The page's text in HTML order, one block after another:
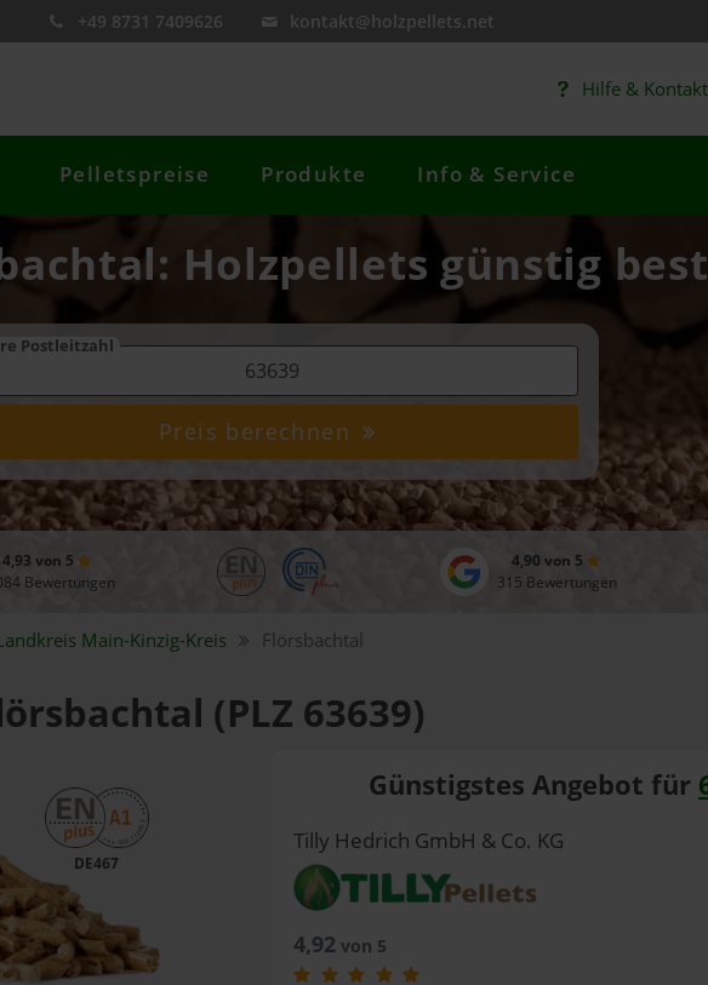
+49 8731 7409626 kontakt@holzpellets.net
Hilfe & Kontakt
Pelletspreise Produkte Info & Service
Holzpellets günstig
Postleitzahl
Preis berechnen
4,93 von 5
Bewertungen
4,90 von 5
315 Bewertungen
Main-Kinzig-Kreis Flörsbachtal
(PLZ 63639)
DE467
Günstigstes Angebot für
Tilly Hedrich GmbH & Co. KG
4,92von 5